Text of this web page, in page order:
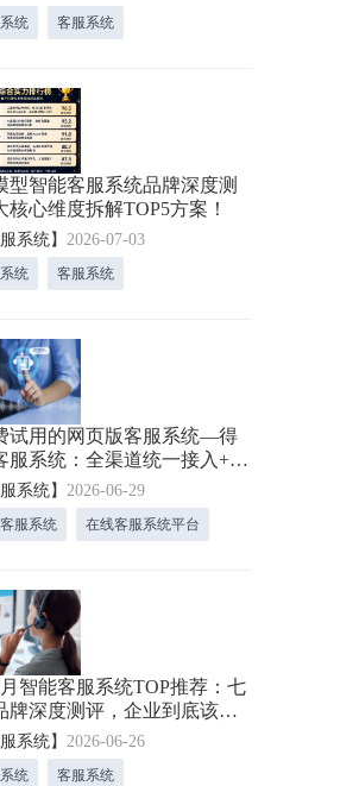
统 客服系统
型智能客服系统品牌深度测
核心维度拆解TOP5方案！
服系统】2026-07-03
统 客服系统
试用的网页版客服系统—得
服系统：全渠道统一接入+7×
接待！
服系统】2026-06-29
服系统 在线客服系统平台
智能客服系统TOP推荐：七
牌深度测评，企业到底该怎
服系统】2026-06-26
统 客服系统